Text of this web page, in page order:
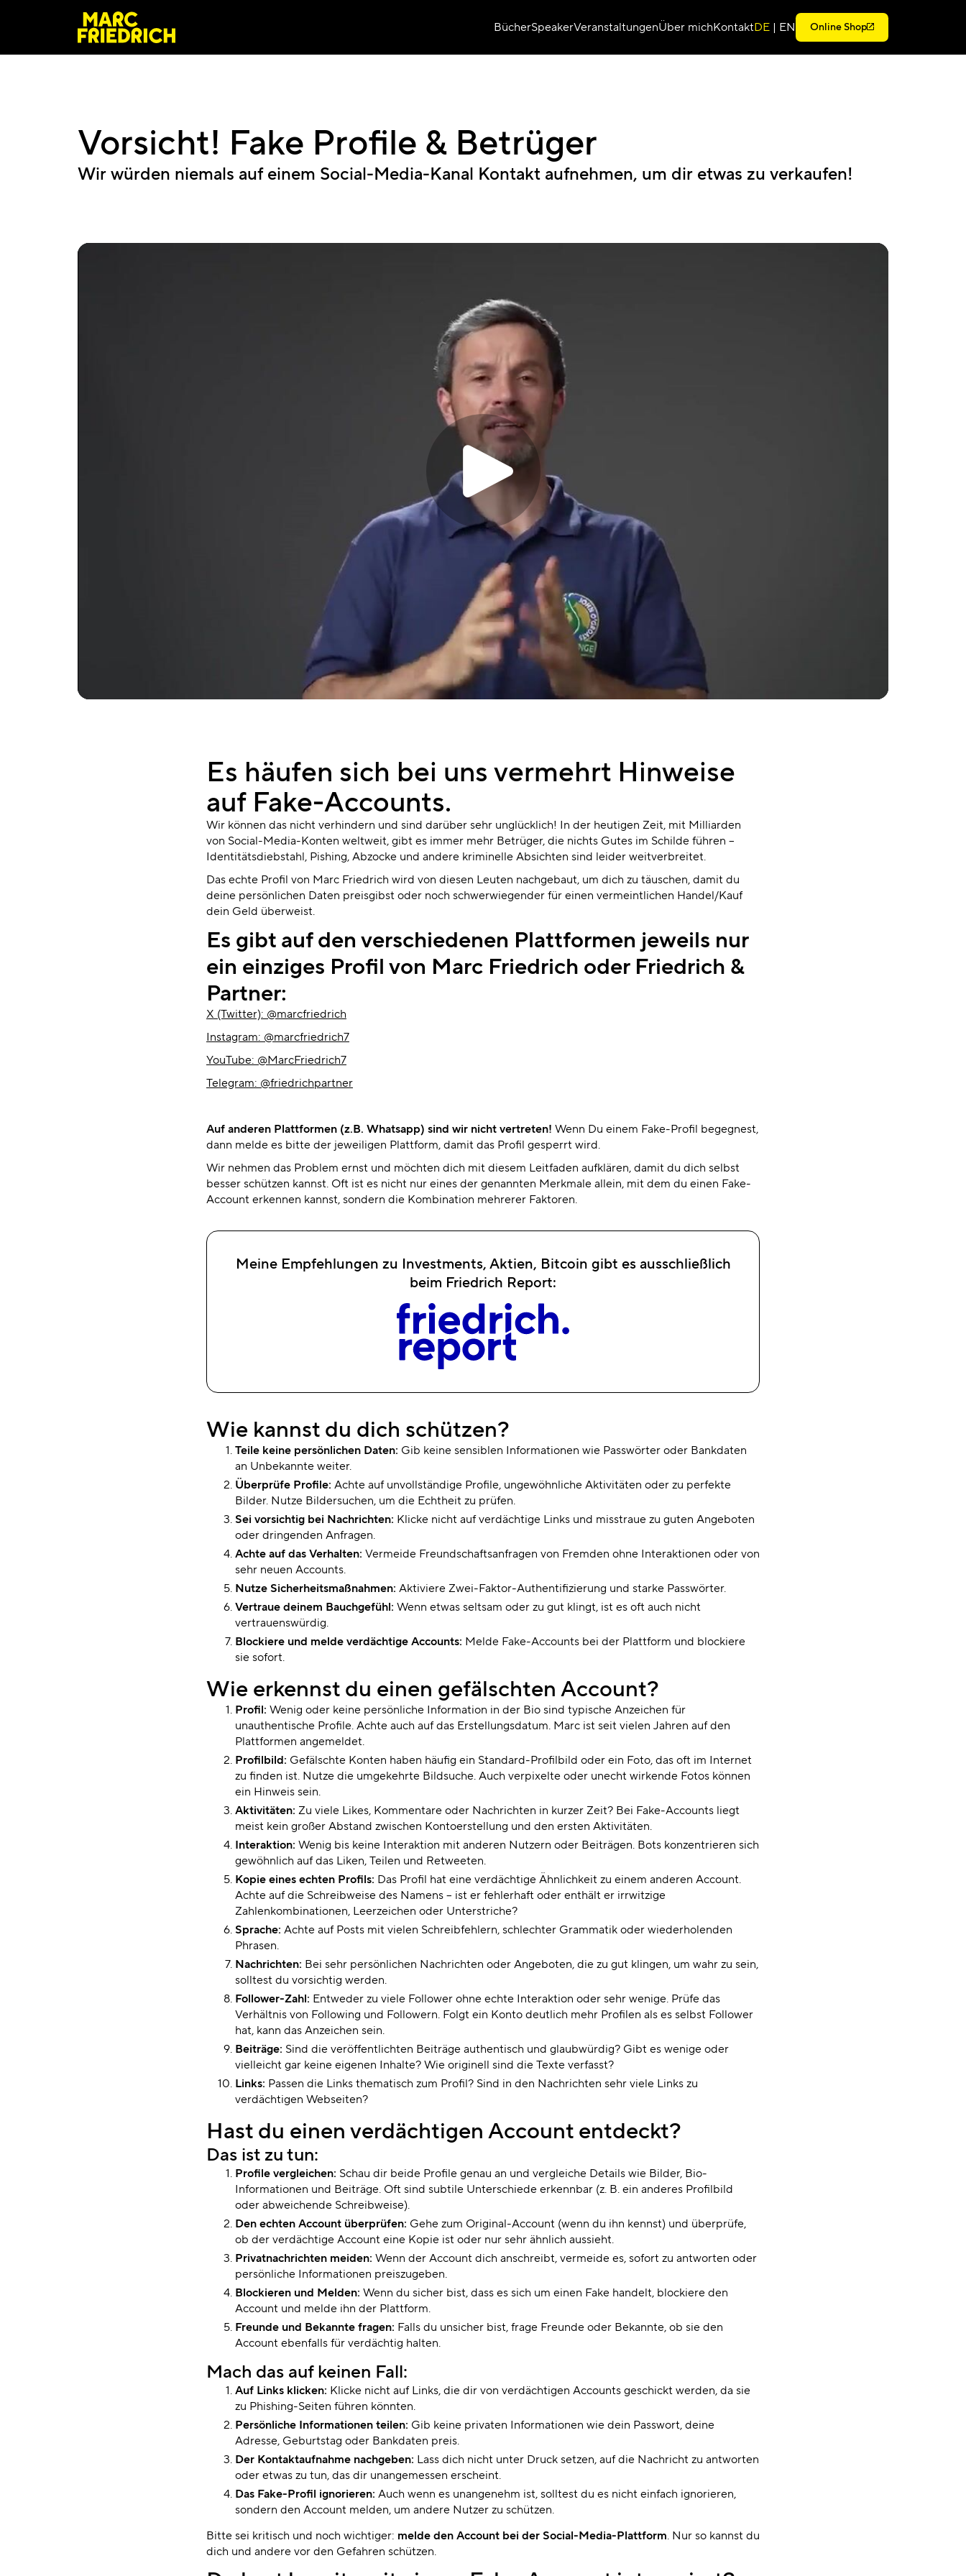
BücherSpeakerVeranstaltungenÜber michKontaktDE | EN Online Shop
Vorsicht! Fake Profile & Betrüger
Wir würden niemals auf einem Social-Media-Kanal Kontakt aufnehmen, um dir etwas zu verkaufen!
Es häufen sich bei uns vermehrt Hinweise
auf Fake-Accounts.
Wir können das nicht verhindern und sind darüber sehr unglücklich! In der heutigen Zeit, mit Milliarden
von Social-Media-Konten weltweit, gibt es immer mehr Betrüger, die nichts Gutes im Schilde führen –
Identitätsdiebstahl, Pishing, Abzocke und andere kriminelle Absichten sind leider weitverbreitet.
Das echte Profil von Marc Friedrich wird von diesen Leuten nachgebaut, um dich zu täuschen, damit du
deine persönlichen Daten preisgibst oder noch schwerwiegender für einen vermeintlichen Handel/Kauf
dein Geld überweist.
Es gibt auf den verschiedenen Plattformen jeweils nur
ein einziges Profil von Marc Friedrich oder Friedrich &
Partner:
X (Twitter): @marcfriedrich
Instagram: @marcfriedrich7
YouTube: @MarcFriedrich7
Telegram: @friedrichpartner
Auf anderen Plattformen (z.B. Whatsapp) sind wir nicht vertreten! Wenn Du einem Fake-Profil begegnest,
dann melde es bitte der jeweiligen Plattform, damit das Profil gesperrt wird.
Wir nehmen das Problem ernst und möchten dich mit diesem Leitfaden aufklären, damit du dich selbst
besser schützen kannst. Oft ist es nicht nur eines der genannten Merkmale allein, mit dem du einen Fake-
Account erkennen kannst, sondern die Kombination mehrerer Faktoren.
Meine Empfehlungen zu Investments, Aktien, Bitcoin gibt es ausschließlich
beim Friedrich Report:
Wie kannst du dich schützen?
Teile keine persönlichen Daten: Gib keine sensiblen Informationen wie Passwörter oder Bankdaten
an Unbekannte weiter.
Überprüfe Profile: Achte auf unvollständige Profile, ungewöhnliche Aktivitäten oder zu perfekte
Bilder. Nutze Bildersuchen, um die Echtheit zu prüfen.
Sei vorsichtig bei Nachrichten: Klicke nicht auf verdächtige Links und misstraue zu guten Angeboten
oder dringenden Anfragen.
Achte auf das Verhalten: Vermeide Freundschaftsanfragen von Fremden ohne Interaktionen oder von
sehr neuen Accounts.
Nutze Sicherheitsmaßnahmen: Aktiviere Zwei-Faktor-Authentifizierung und starke Passwörter.
Vertraue deinem Bauchgefühl: Wenn etwas seltsam oder zu gut klingt, ist es oft auch nicht
vertrauenswürdig.
Blockiere und melde verdächtige Accounts: Melde Fake-Accounts bei der Plattform und blockiere
sie sofort.
Wie erkennst du einen gefälschten Account?
Profil: Wenig oder keine persönliche Information in der Bio sind typische Anzeichen für
unauthentische Profile. Achte auch auf das Erstellungsdatum. Marc ist seit vielen Jahren auf den
Plattformen angemeldet.
Profilbild: Gefälschte Konten haben häufig ein Standard-Profilbild oder ein Foto, das oft im Internet
zu finden ist. Nutze die umgekehrte Bildsuche. Auch verpixelte oder unecht wirkende Fotos können
ein Hinweis sein.
Aktivitäten: Zu viele Likes, Kommentare oder Nachrichten in kurzer Zeit? Bei Fake-Accounts liegt
meist kein großer Abstand zwischen Kontoerstellung und den ersten Aktivitäten.
Interaktion: Wenig bis keine Interaktion mit anderen Nutzern oder Beiträgen. Bots konzentrieren sich
gewöhnlich auf das Liken, Teilen und Retweeten.
Kopie eines echten Profils: Das Profil hat eine verdächtige Ähnlichkeit zu einem anderen Account.
Achte auf die Schreibweise des Namens – ist er fehlerhaft oder enthält er irrwitzige
Zahlenkombinationen, Leerzeichen oder Unterstriche?
Sprache: Achte auf Posts mit vielen Schreibfehlern, schlechter Grammatik oder wiederholenden
Phrasen.
Nachrichten: Bei sehr persönlichen Nachrichten oder Angeboten, die zu gut klingen, um wahr zu sein,
solltest du vorsichtig werden.
Follower-Zahl: Entweder zu viele Follower ohne echte Interaktion oder sehr wenige. Prüfe das
Verhältnis von Following und Followern. Folgt ein Konto deutlich mehr Profilen als es selbst Follower
hat, kann das Anzeichen sein.
Beiträge: Sind die veröffentlichten Beiträge authentisch und glaubwürdig? Gibt es wenige oder
vielleicht gar keine eigenen Inhalte? Wie originell sind die Texte verfasst?
Links: Passen die Links thematisch zum Profil? Sind in den Nachrichten sehr viele Links zu
verdächtigen Webseiten?
Hast du einen verdächtigen Account entdeckt?
Das ist zu tun:
Profile vergleichen: Schau dir beide Profile genau an und vergleiche Details wie Bilder, Bio-
Informationen und Beiträge. Oft sind subtile Unterschiede erkennbar (z. B. ein anderes Profilbild
oder abweichende Schreibweise).
Den echten Account überprüfen: Gehe zum Original-Account (wenn du ihn kennst) und überprüfe,
ob der verdächtige Account eine Kopie ist oder nur sehr ähnlich aussieht.
Privatnachrichten meiden: Wenn der Account dich anschreibt, vermeide es, sofort zu antworten oder
persönliche Informationen preiszugeben.
Blockieren und Melden: Wenn du sicher bist, dass es sich um einen Fake handelt, blockiere den
Account und melde ihn der Plattform.
Freunde und Bekannte fragen: Falls du unsicher bist, frage Freunde oder Bekannte, ob sie den
Account ebenfalls für verdächtig halten.
Mach das auf keinen Fall:
Auf Links klicken: Klicke nicht auf Links, die dir von verdächtigen Accounts geschickt werden, da sie
zu Phishing-Seiten führen könnten.
Persönliche Informationen teilen: Gib keine privaten Informationen wie dein Passwort, deine
Adresse, Geburtstag oder Bankdaten preis.
Der Kontaktaufnahme nachgeben: Lass dich nicht unter Druck setzen, auf die Nachricht zu antworten
oder etwas zu tun, das dir unangemessen erscheint.
Das Fake-Profil ignorieren: Auch wenn es unangenehm ist, solltest du es nicht einfach ignorieren,
sondern den Account melden, um andere Nutzer zu schützen.
Bitte sei kritisch und noch wichtiger: melde den Account bei der Social-Media-Plattform. Nur so kannst du
dich und andere vor den Gefahren schützen.